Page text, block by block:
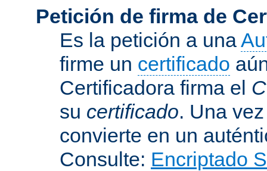
Petición de firma de
Es la petición a una
firme un certificado
Certificadora firma el
su certificado. Una
convierte en un
Consulte: Encriptado